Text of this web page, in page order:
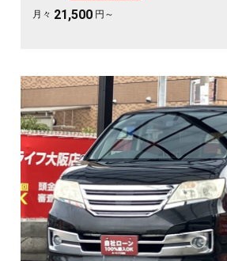
遠しくなる、《1年保証付》👑
月々 21,500 円～